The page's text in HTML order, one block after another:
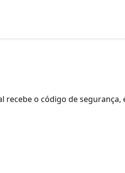
recebe o código de segurança,